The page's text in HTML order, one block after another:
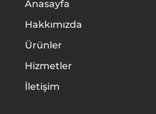
Anasayfa
Hakkımızda
Ürünler
Hizmetler
İletişim